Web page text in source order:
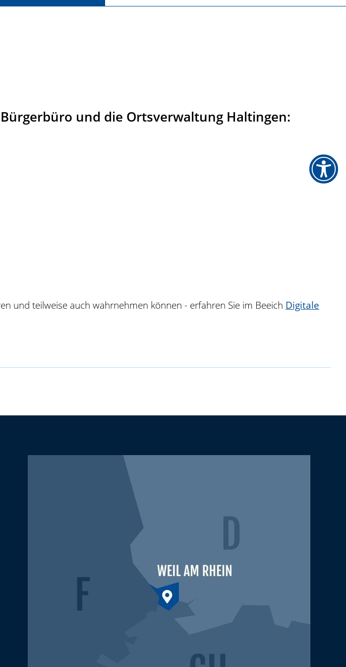
und die Ortsverwaltung Haltingen:
und teilweise auch wahrnehmen können - erfahren Sie im Beeich Digitale